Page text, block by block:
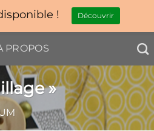
PROPOS
»
! Découvrir